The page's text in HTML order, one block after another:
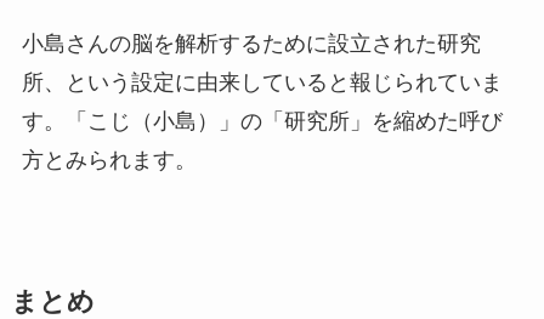
小島さんの脳を解析するために設立された研究
所、という設定に由来していると報じられていま
す。「こじ（小島）」の「研究所」を縮めた呼び
方とみられます。
まとめ